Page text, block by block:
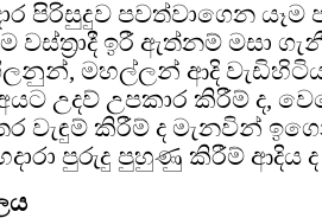
පිරිසුදුව පවත්වාගෙන යෑම
වස්ත්‍රාදී ඉරී ඇත්නම් මසා
මහල්ලන් ආදි
උදව් උපකාර කිරීම් ද,
වැඳුම් කිරීම් ද මැනවින්
පුරුදු පුහුණු කිරීම් ආදිය ද